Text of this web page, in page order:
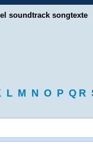
soundtrack songtexte
L M N O P Q R